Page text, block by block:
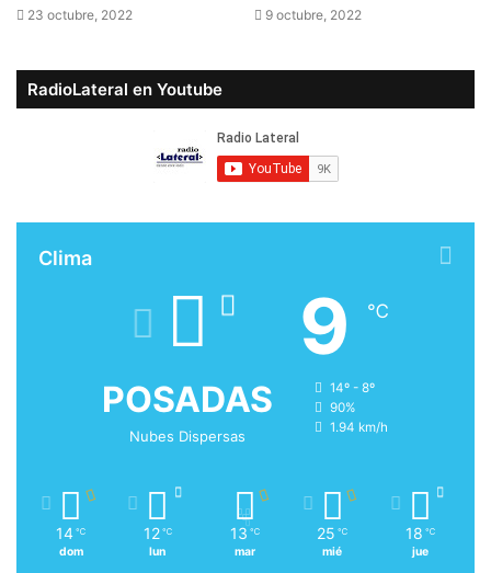
23 octubre, 2022 9 octubre, 2022
RadioLateral en Youtube
Clima
POSADAS
Nubes Dispersas
9 ℃
14º - 8º
90%
1.94 km/h
14 ℃
dom
12 ℃
lun
13 ℃
mar
25 ℃
mié
18 ℃
jue